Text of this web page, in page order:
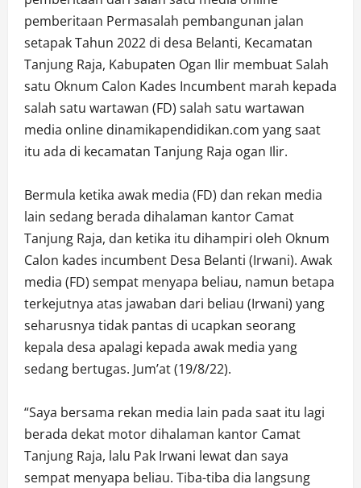
pemberitaan Permasalah pembangunan jalan
setapak Tahun 2022 di desa Belanti, Kecamatan
Tanjung Raja, Kabupaten Ogan Ilir membuat Salah
satu Oknum Calon Kades Incumbent marah kepada
salah satu wartawan (FD) salah satu wartawan
media online dinamikapendidikan.com yang saat
itu ada di kecamatan Tanjung Raja ogan Ilir.
Bermula ketika awak media (FD) dan rekan media
lain sedang berada dihalaman kantor Camat
Tanjung Raja, dan ketika itu dihampiri oleh Oknum
Calon kades incumbent Desa Belanti (Irwani). Awak
media (FD) sempat menyapa beliau, namun betapa
terkejutnya atas jawaban dari beliau (Irwani) yang
seharusnya tidak pantas di ucapkan seorang
kepala desa apalagi kepada awak media yang
sedang bertugas. Jum’at (19/8/22).
“Saya bersama rekan media lain pada saat itu lagi
berada dekat motor dihalaman kantor Camat
Tanjung Raja, lalu Pak Irwani lewat dan saya
sempat menyapa beliau. Tiba-tiba dia langsung